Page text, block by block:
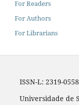
For Readers
For Authors
For Librarians
ISSN-L: 2319-0558
Universidade de